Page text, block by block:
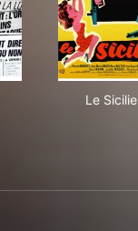
Le